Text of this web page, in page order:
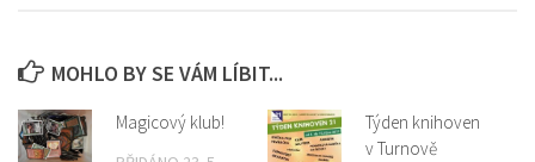
Zdraví
Magicový klub
MOHLO BY SE VÁM LÍBIT...
Magicový klub!
Týden knihoven
v Turnově